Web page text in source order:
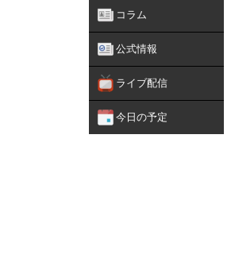
コラム
公式情報
ライブ配信
今日の予定